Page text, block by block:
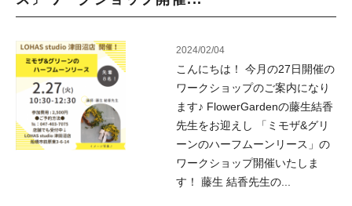
2024/02/04
こんにちは！ 今月の27日開催の
ワークショップのご案内になり
ます♪ FlowerGardenの藤生結香
先生をお迎えし 「ミモザ&グリ
ーンのハーフムーンリース」の
ワークショップ開催いたしま
す！ 藤生 結香先生の...